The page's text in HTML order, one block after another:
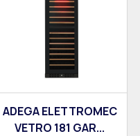
ADEGA ELETTROMEC
VETRO 181 GAR...